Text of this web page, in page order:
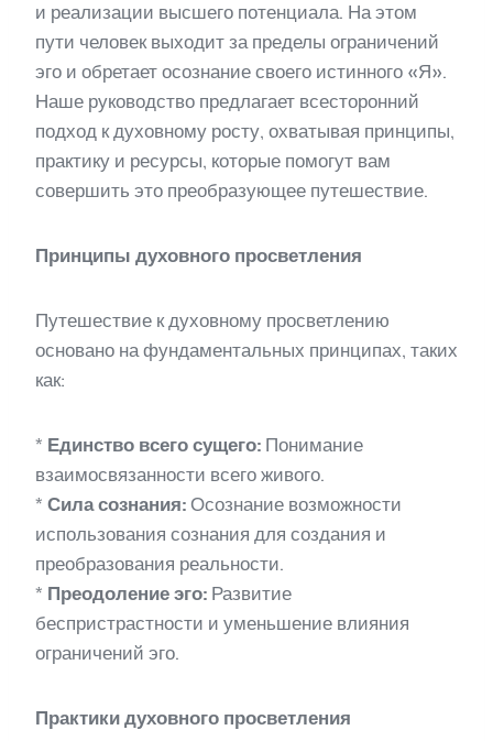
и реализации высшего потенциала. На этом
пути человек выходит за пределы ограничений
эго и обретает осознание своего истинного «Я».
Наше руководство предлагает всесторонний
подход к духовному росту, охватывая принципы,
практику и ресурсы, которые помогут вам
совершить это преобразующее путешествие.
Принципы духовного просветления
Путешествие к духовному просветлению
основано на фундаментальных принципах, таких
как:
* Единство всего сущего: Понимание
взаимосвязанности всего живого.
* Сила сознания: Осознание возможности
использования сознания для создания и
преобразования реальности.
* Преодоление эго: Развитие
беспристрастности и уменьшение влияния
ограничений эго.
Практики духовного просветления